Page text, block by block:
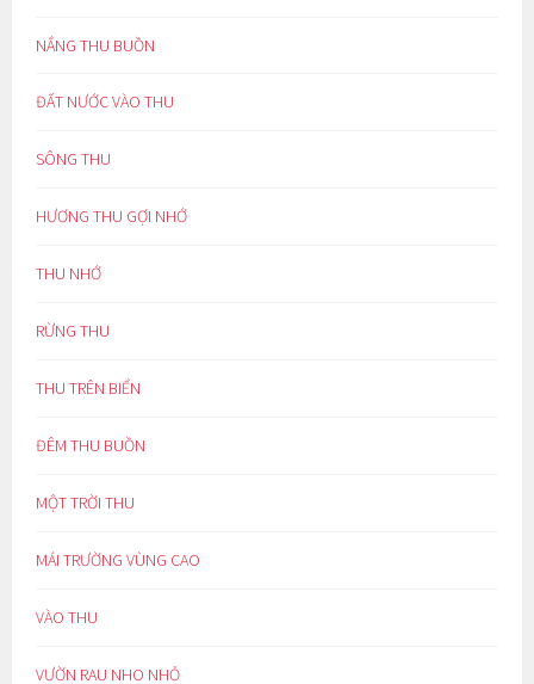
NẮNG THU BUỒN
ĐẤT NƯỚC VÀO THU
SÔNG THU
HƯƠNG THU GỢI NHỚ
THU NHỚ
RỪNG THU
THU TRÊN BIỂN
ĐÊM THU BUỒN
MỘT TRỜI THU
MÁI TRƯỜNG VÙNG CAO
VÀO THU
VƯỜN RAU NHO NHỎ